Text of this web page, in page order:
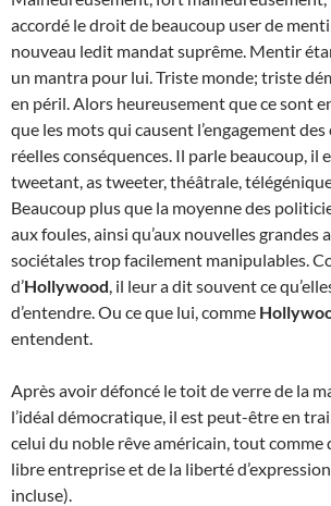
accordé le droit de beaucoup user de
nouveau ledit mandat suprême. Mentir
un mantra pour lui. Triste monde; triste
en péril. Alors heureusement que ce sont
que les mots qui causent l’engagement
réelles conséquences. Il parle beaucoup, il
tweetant, as tweeter, théâtrale,
Beaucoup plus que la moyenne des
aux foules, ainsi qu’aux nouvelles grandes
sociétales trop facilement manipulables.
d’Hollywood, il leur a dit souvent ce
d’entendre. Ou ce que lui, comme
entendent.
Après avoir défoncé le toit de verre de la
l’idéal démocratique, il est peut-être en
celui du noble rêve américain, tout comme
libre entreprise et de la liberté
incluse).